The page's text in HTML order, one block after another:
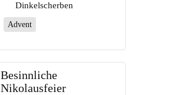
Dinkelscherben
Advent
Besinnliche
Nikolausfeier